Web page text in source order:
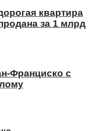
квартира
за 1 млрд
Франциско с